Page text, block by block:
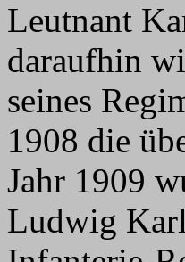
Leutnant
daraufhin
seines
1908 die
Jahr 1909
Ludwig